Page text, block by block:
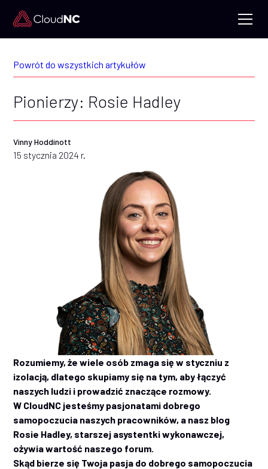
Powrót do wszystkich artykułów
Pionierzy: Rosie Hadley
Vinny Hoddinott
15 stycznia 2024 r.
Rozumiemy, że wiele osób zmaga się w styczniu z
izolacją, dlatego skupiamy się na tym, aby łączyć
naszych ludzi i prowadzić znaczące rozmowy.
W CloudNC jesteśmy pasjonatami dobrego
samopoczucia naszych pracowników, a nasz blog
Rosie Hadley, starszej asystentki wykonawczej,
ożywia wartość naszego forum.
Skąd bierze się Twoja pasja do dobrego samopoczucia